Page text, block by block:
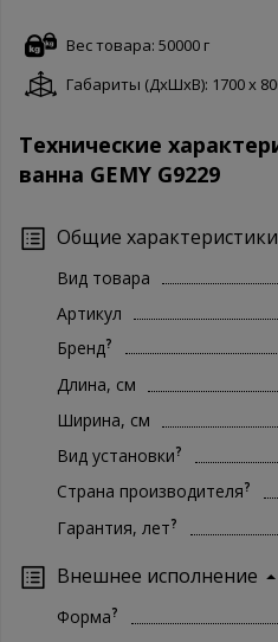
Вес товара: 50000 г
Габариты (ДxШxВ): 1700 x
Технические
ванна GEMY G9229
Общие характеристики
Вид товара
Артикул
Бренд?
Длина, см
Ширина, см
Вид установки?
Страна производителя?
Гарантия, лет?
Внешнее исполнение
Форма?